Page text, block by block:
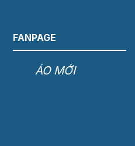
FANPAGE
ÁO MỚI